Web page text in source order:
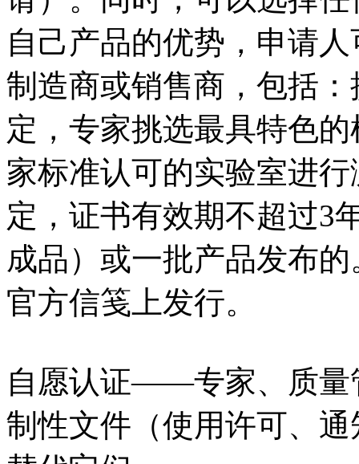
自己产品的优势，申请
制造商或销售商，包括
定，专家挑选最具特色
家标准认可的实验室进
定，证书有效期不超过3
成品）或一批产品发布
官方信笺上发行。
自愿认证——专家、质
制性文件（使用许可、